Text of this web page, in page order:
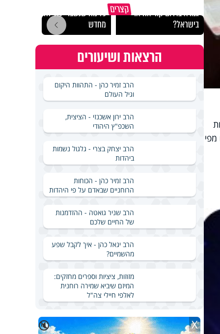
קצרים גמרא בדרום קוריאה או
בישראל?
כל מה שנשבר יכול להיבנות
מחדש
הרצאות ושיעורים
הרב זמיר כהן - התהוות היקום
וגיל העולם
הרב ירון אשכנזי - הציצית,
השכפ"ץ היהודי
הרב יצחק בצרי - גלגול נשמות
ביהדות
הרב זמיר כהן - הכוחות
הרוחניים שבאדם על פי היהדות
הרב שניר גואטה - ההזדמנות
של החיים שלכם
הרב יגאל כהן - איך לקבל שפע
מהשמיים?
מזוזות, ציציות וספרים מחזקים:
המיזם שיביא שמירה רוחנית
לאלפי חיילי צה"ל
🔇 X